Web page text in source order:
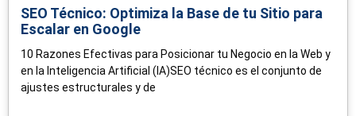
SEO Técnico: Optimiza la Base de tu Sitio para
Escalar en Google
10 Razones Efectivas para Posicionar tu Negocio en la Web y
en la Inteligencia Artificial (IA)SEO técnico es el conjunto de
ajustes estructurales y de